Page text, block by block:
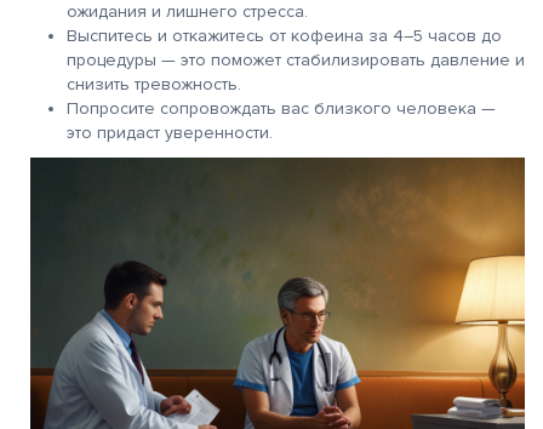
ожидания и лишнего стресса.
Выспитесь и откажитесь от кофеина за 4–5 часов до
процедуры — это поможет стабилизировать давление и
снизить тревожность.
Попросите сопровождать вас близкого человека —
это придаст уверенности.